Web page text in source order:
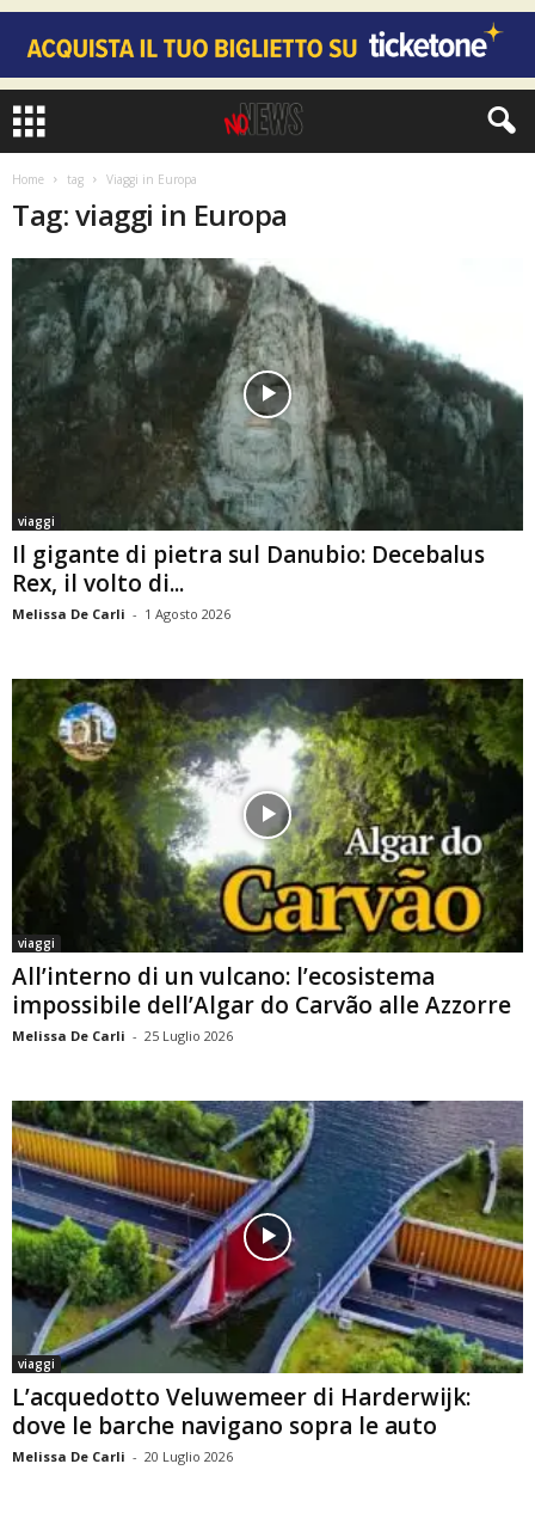
Home tag Viaggi in Europa
Tag: viaggi in Europa
viaggi
Il gigante di pietra sul Danubio: Decebalus
Rex, il volto di...
Melissa De Carli - 1 Agosto 2026
viaggi
All’interno di un vulcano: l’ecosistema
impossibile dell’Algar do Carvão alle Azzorre
Melissa De Carli - 25 Luglio 2026
viaggi
L’acquedotto Veluwemeer di Harderwijk:
dove le barche navigano sopra le auto
Melissa De Carli - 20 Luglio 2026